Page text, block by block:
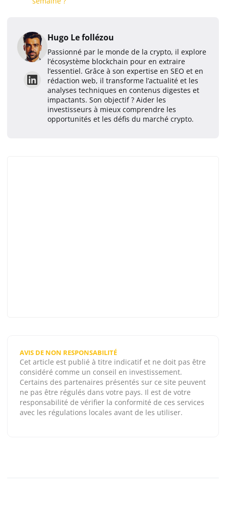
Hugo Le follézou
Passionné par le monde de la crypto, il explore
l’écosystème blockchain pour en extraire
l’essentiel. Grâce à son expertise en SEO et en
rédaction web, il transforme l’actualité et les
analyses techniques en contenus digestes et
impactants. Son objectif ? Aider les
investisseurs à mieux comprendre les
opportunités et les défis du marché crypto.
AVIS DE NON RESPONSABILITÉ
Cet article est publié à titre indicatif et ne doit pas être
considéré comme un conseil en investissement.
Certains des partenaires présentés sur ce site peuvent
ne pas être régulés dans votre pays. Il est de votre
responsabilité de vérifier la conformité de ces services
avec les régulations locales avant de les utiliser.